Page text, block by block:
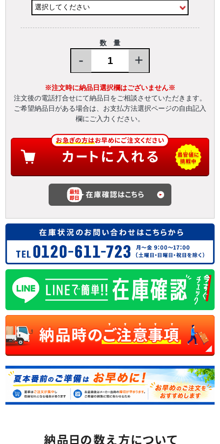
数 量
- +
※注文時に納品日選択欄はございません※
注文後の電話打合せにて納品日をご相談させていただきます。
ご希望納品日がある場合は、お支払方法選択ページの自由記入
欄にご入力ください。